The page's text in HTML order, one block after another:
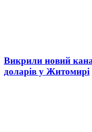
Викрили новий
доларів у Житомирі